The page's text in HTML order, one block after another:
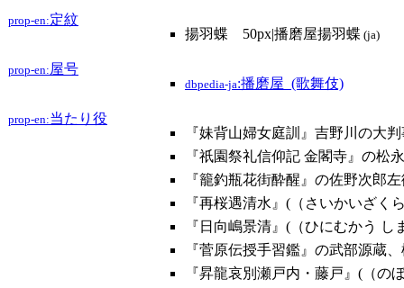
prop-en:定紋
揚羽蝶 50px|播磨屋揚羽蝶 (ja)
prop-en:屋号
dbpedia-ja:播磨屋_(歌舞伎)
prop-en:当たり役
『妹背山婦女庭訓』吉野川の大
『祇園祭礼信仰記 金閣寺』の松
『籠釣瓶花街酔醒』の佐野次郎
『再桜遇清水』(（さいかいざく
『日向嶋景清』(（ひにむかう し
『菅原伝授手習鑑』の武部源蔵
『昇龍哀別瀬戸内・藤戸』(（の